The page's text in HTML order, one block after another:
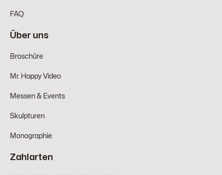
FAQ
Über uns
Broschüre
Mr. Happy Video
Messen & Events
Skulpturen
Monographie
Zahlarten